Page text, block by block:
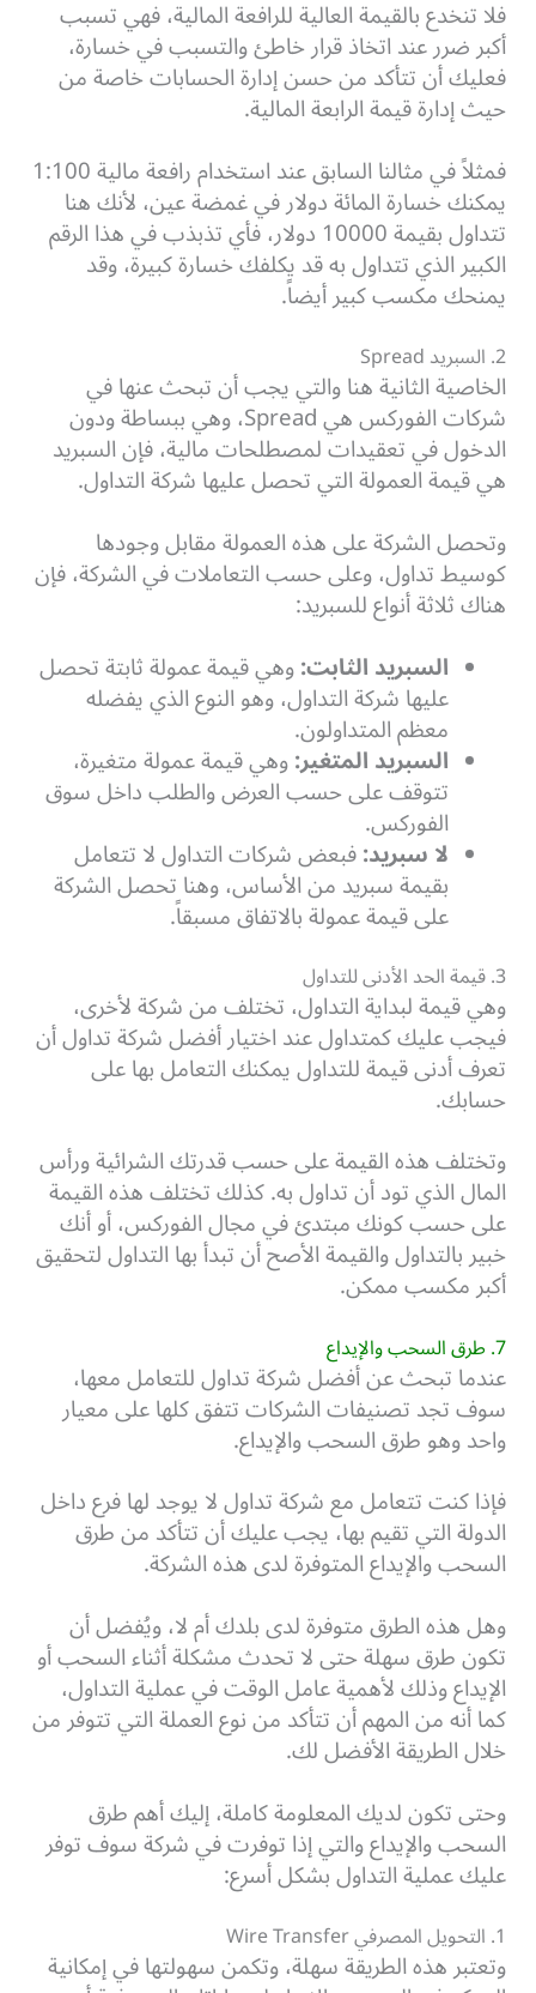
فلا تنخدع بالقيمة العالية للرافعة المالية، فهي تسبب
أكبر ضرر عند اتخاذ قرار خاطئ والتسبب في خسارة،
فعليك أن تتأكد من حسن إدارة الحسابات خاصة من
حيث إدارة قيمة الرابعة المالية.
فمثلاً في مثالنا السابق عند استخدام رافعة مالية 1:100
يمكنك خسارة المائة دولار في غمضة عين، لأنك هنا
تتداول بقيمة 10000 دولار، فأي تذبذب في هذا الرقم
الكبير الذي تتداول به قد يكلفك خسارة كبيرة، وقد
يمنحك مكسب كبير أيضاً.
2. السبريد Spread
الخاصية الثانية هنا والتي يجب أن تبحث عنها في
شركات الفوركس هي Spread، وهي ببساطة ودون
الدخول في تعقيدات لمصطلحات مالية، فإن السبريد
هي قيمة العمولة التي تحصل عليها شركة التداول.
وتحصل الشركة على هذه العمولة مقابل وجودها
كوسيط تداول، وعلى حسب التعاملات في الشركة، فإن
هناك ثلاثة أنواع للسبريد:
السبريد الثابت:وهي قيمة عمولة ثابتة تحصل
عليها شركة التداول، وهو النوع الذي يفضله
معظم المتداولون.
السبريد المتغير:وهي قيمة عمولة متغيرة،
تتوقف على حسب العرض والطلب داخل سوق
الفوركس.
لا سبريد:فبعض شركات التداول لا تتعامل
بقيمة سبريد من الأساس، وهنا تحصل الشركة
على قيمة عمولة بالاتفاق مسبقاً.
3. قيمة الحد الأدنى للتداول
وهي قيمة لبداية التداول، تختلف من شركة لأخرى،
فيجب عليك كمتداول عند اختيار أفضل شركة تداول أن
تعرف أدنى قيمة للتداول يمكنك التعامل بها على
حسابك.
وتختلف هذه القيمة على حسب قدرتك الشرائية ورأس
المال الذي تود أن تداول به. كذلك تختلف هذه القيمة
على حسب كونك مبتدئ في مجال الفوركس، أو أنك
خبير بالتداول والقيمة الأصح أن تبدأ بها التداول لتحقيق
أكبر مكسب ممكن.
7. طرق السحب والإيداع
عندما تبحث عن أفضل شركة تداول للتعامل معها،
سوف تجد تصنيفات الشركات تتفق كلها على معيار
واحد وهو طرق السحب والإيداع.
فإذا كنت تتعامل مع شركة تداول لا يوجد لها فرع داخل
الدولة التي تقيم بها، يجب عليك أن تتأكد من طرق
السحب والإيداع المتوفرة لدى هذه الشركة.
وهل هذه الطرق متوفرة لدى بلدك أم لا، ويُفضل أن
تكون طرق سهلة حتى لا تحدث مشكلة أثناء السحب أو
الإيداع وذلك لأهمية عامل الوقت في عملية التداول،
كما أنه من المهم أن تتأكد من نوع العملة التي تتوفر من
خلال الطريقة الأفضل لك.
وحتى تكون لديك المعلومة كاملة، إليك أهم طرق
السحب والإيداع والتي إذا توفرت في شركة سوف توفر
عليك عملية التداول بشكل أسرع:
1. التحويل المصرفي Wire Transfer
وتعتبر هذه الطريقة سهلة، وتكمن سهولتها في إمكانية